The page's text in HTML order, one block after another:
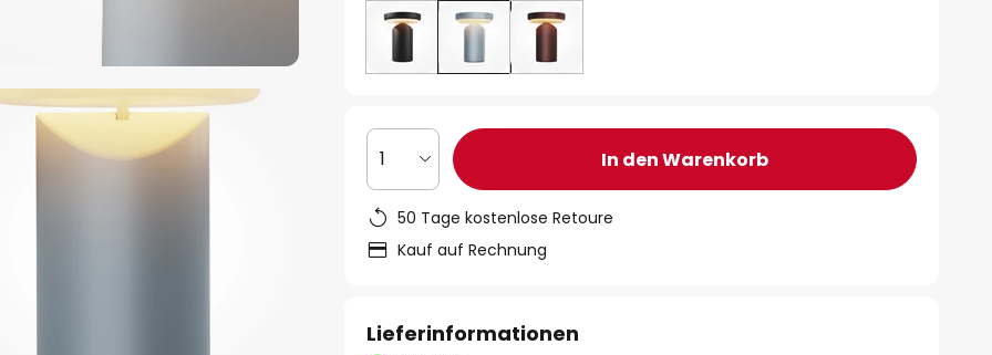
1 In den Warenkorb
50 Tage kostenlose Retoure
Kauf auf Rechnung
Lieferinformationen